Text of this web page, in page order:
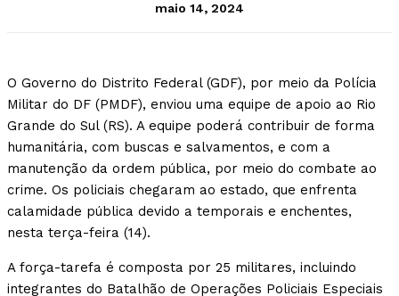
maio 14, 2024
O Governo do Distrito Federal (GDF), por meio da Polícia
Militar do DF (PMDF), enviou uma equipe de apoio ao Rio
Grande do Sul (RS). A equipe poderá contribuir de forma
humanitária, com buscas e salvamentos, e com a
manutenção da ordem pública, por meio do combate ao
crime. Os policiais chegaram ao estado, que enfrenta
calamidade pública devido a temporais e enchentes,
nesta terça-feira (14).
A força-tarefa é composta por 25 militares, incluindo
integrantes do Batalhão de Operações Policiais Especiais